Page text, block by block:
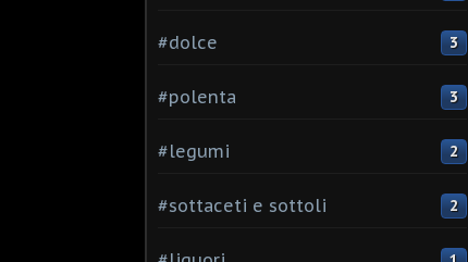
#dolce 3
#polenta 3
#legumi 2
#sottaceti e sottoli 2